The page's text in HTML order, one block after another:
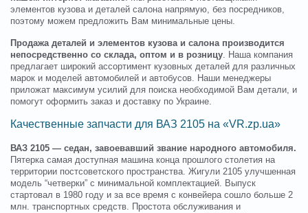
элементов кузова и деталей салона напрямую, без посредников,
поэтому можем предложить Вам минимальные цены.
Продажа деталей и элементов кузова и салона производится
непосредственно со склада, оптом и в розницу. Наша компания
предлагает широкий ассортимент кузовных деталей для различных
марок и моделей автомобилей и автобусов. Наши менеджеры
приложат максимум усилий для поиска необходимой Вам детали, и
помогут оформить заказ и доставку по Украине.
Качественные запчасти для ВАЗ 2105 на «VR.zp.ua»
ВАЗ 2105 — седан, завоевавший звание народного автомобиля.
Пятерка самая доступная машина конца прошлого столетия на
территории постсоветского пространства. Жигули 2105 улучшенная
модель “четверки” с минимальной комплектацией. Выпуск
стартовал в 1980 году и за все время с конвейера сошло больше 2
млн. транспортных средств. Простота обслуживания и